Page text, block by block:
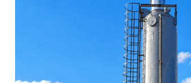
Затворы для силосов и дозаторов